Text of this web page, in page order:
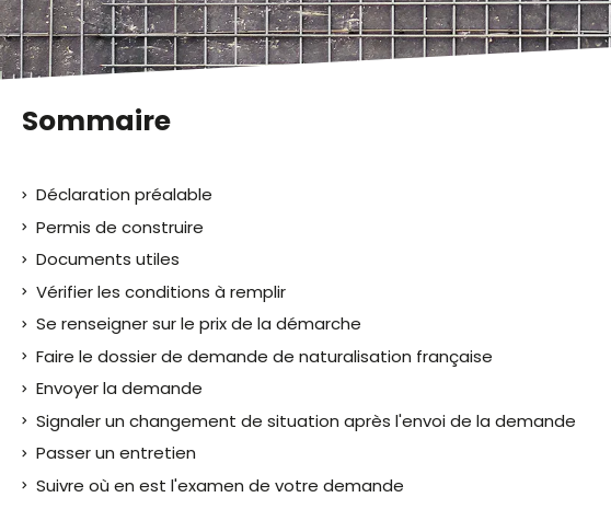
qui
utilisent
un
d'écran ;
Ctrl-
F10
ouvrir
menu
d'accessibilité.
Sommaire
Déclaration préalable
Permis de construire
Documents utiles
Vérifier les conditions à remplir
Se renseigner sur le prix de la démarche
Faire le dossier de demande de naturalisation française
Envoyer la demande
Signaler un changement de situation après l'envoi de la demande
Passer un entretien
Suivre où en est l'examen de votre demande